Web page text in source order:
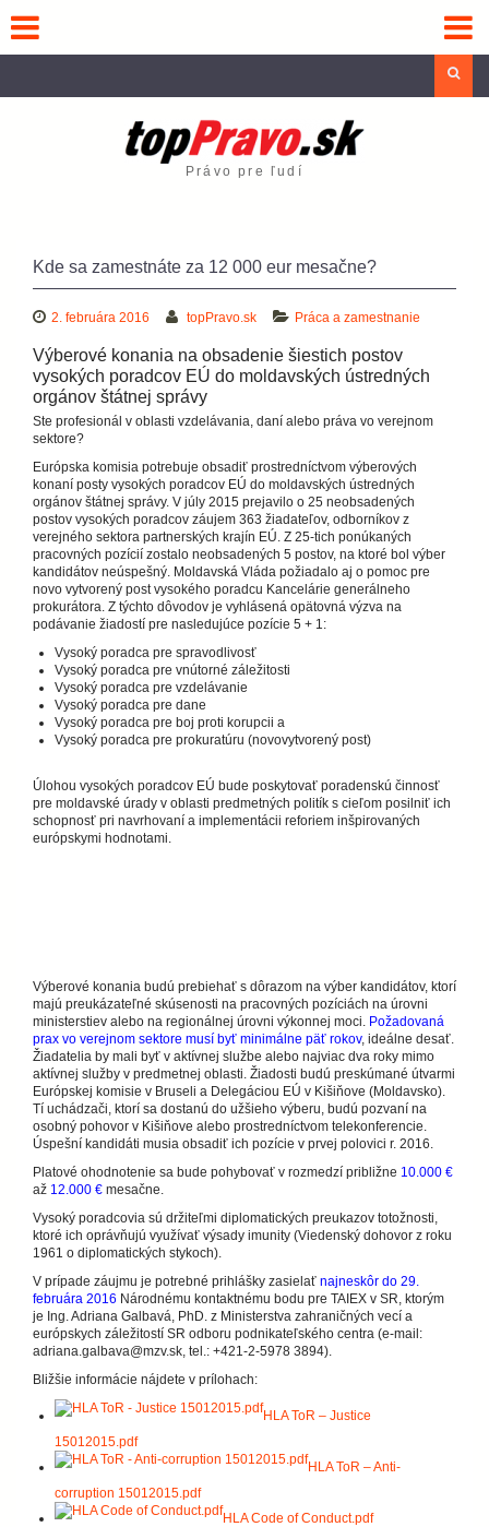
content
Právo pre ľudí
Kde sa zamestnáte za 12 000 eur mesačne?
2. februára 2016 topPravo.sk Práca a zamestnanie
Výberové konania na obsadenie šiestich postov
vysokých poradcov EÚ do moldavských ústredných
orgánov štátnej správy
Ste profesionál v oblasti vzdelávania, daní alebo práva vo verejnom
sektore?
Európska komisia potrebuje obsadiť prostredníctvom výberových
konaní posty vysokých poradcov EÚ do moldavských ústredných
orgánov štátnej správy. V júly 2015 prejavilo o 25 neobsadených
postov vysokých poradcov záujem 363 žiadateľov, odborníkov z
verejného sektora partnerských krajín EÚ. Z 25-tich ponúkaných
pracovných pozícií zostalo neobsadených 5 postov, na ktoré bol výber
kandidátov neúspešný. Moldavská Vláda požiadalo aj o pomoc pre
novo vytvorený post vysokého poradcu Kancelárie generálneho
prokurátora. Z týchto dôvodov je vyhlásená opätovná výzva na
podávanie žiadostí pre nasledujúce pozície 5 + 1:
Vysoký poradca pre spravodlivosť
Vysoký poradca pre vnútorné záležitosti
Vysoký poradca pre vzdelávanie
Vysoký poradca pre dane
Vysoký poradca pre boj proti korupcii a
Vysoký poradca pre prokuratúru (novovytvorený post)
Úlohou vysokých poradcov EÚ bude poskytovať poradenskú činnosť
pre moldavské úrady v oblasti predmetných politík s cieľom posilniť ich
schopnosť pri navrhovaní a implementácii reforiem inšpirovaných
európskymi hodnotami.
Výberové konania budú prebiehať s dôrazom na výber kandidátov, ktorí
majú preukázateľné skúsenosti na pracovných pozíciách na úrovni
ministerstiev alebo na regionálnej úrovni výkonnej moci. Požadovaná
prax vo verejnom sektore musí byť minimálne päť rokov, ideálne desať.
Žiadatelia by mali byť v aktívnej službe alebo najviac dva roky mimo
aktívnej služby v predmetnej oblasti. Žiadosti budú preskúmané útvarmi
Európskej komisie v Bruseli a Delegáciou EÚ v Kišiňove (Moldavsko).
Tí uchádzači, ktorí sa dostanú do užšieho výberu, budú pozvaní na
osobný pohovor v Kišiňove alebo prostredníctvom telekonferencie.
Úspešní kandidáti musia obsadiť ich pozície v prvej polovici r. 2016.
Platové ohodnotenie sa bude pohybovať v rozmedzí približne 10.000 €
až 12.000 € mesačne.
Vysoký poradcovia sú držiteľmi diplomatických preukazov totožnosti,
ktoré ich oprávňujú využívať výsady imunity (Viedenský dohovor z roku
1961 o diplomatických stykoch).
V prípade záujmu je potrebné prihlášky zasielať najneskôr do 29.
februára 2016 Národnému kontaktnému bodu pre TAIEX v SR, ktorým
je Ing. Adriana Galbavá, PhD. z Ministerstva zahraničných vecí a
európskych záležitostí SR odboru podnikateľského centra (e-mail:
adriana.galbava@mzv.sk, tel.: +421-2-5978 3894).
Bližšie informácie nájdete v prílohach:
HLA ToR – Justice
15012015.pdf
HLA ToR – Anti-
corruption 15012015.pdf
HLA Code of Conduct.pdf